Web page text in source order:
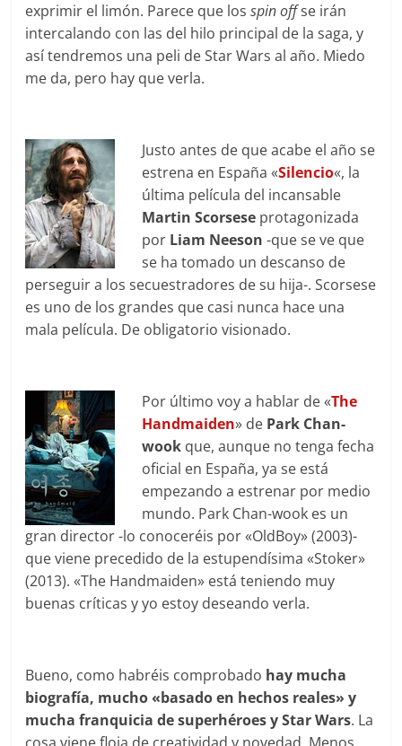
exprimir el limón. Parece que losspin offse irán
intercalando con las del hilo principal de la saga, y
así tendremos una peli de Star Wars al año. Miedo
me da, pero hay que verla.
Justo antes de que acabe el año se
estrena en España «Silencio«, la
última película del incansable
Martin Scorsese protagonizada
por Liam Neeson -que se ve que
se ha tomado un descanso de
perseguir a los secuestradores de su hija-. Scorsese
es uno de los grandes que casi nunca hace una
mala película. De obligatorio visionado.
Por último voy a hablar de «The
Handmaiden» de Park Chan-
wook que, aunque no tenga fecha
oficial en España, ya se está
empezando a estrenar por medio
mundo. Park Chan-wook es un
gran director -lo conoceréis por «OldBoy» (2003)-
que viene precedido de la estupendísima «Stoker»
(2013). «The Handmaiden» está teniendo muy
buenas críticas y yo estoy deseando verla.
Bueno, como habréis comprobado hay mucha
biografía, mucho «basado en hechos reales» y
mucha franquicia de superhéroes y Star Wars. La